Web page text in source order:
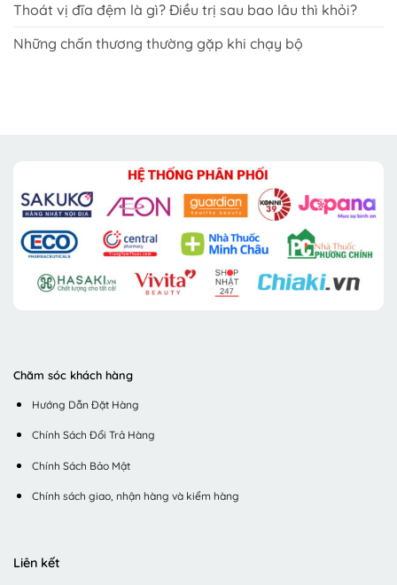
Thoát vị đĩa đệm là gì? Điều trị sau bao lâu thì khỏi?
Những chấn thương thường gặp khi chạy bộ
Chăm sóc khách hàng
Hướng Dẫn Đặt Hàng
Chính Sách Đổi Trả Hàng
Chính Sách Bảo Mật
Chính sách giao, nhận hàng và kiểm hàng
Liên kết